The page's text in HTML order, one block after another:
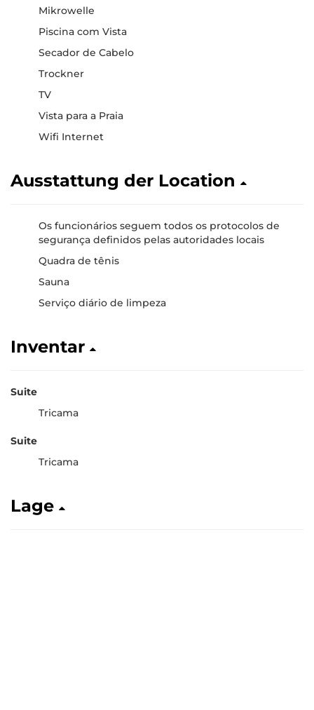
Mikrowelle
Piscina com Vista
Secador de Cabelo
Trockner
TV
Vista para a Praia
Wifi Internet
Ausstattung der Location
Os funcionários seguem todos os protocolos de
segurança definidos pelas autoridades locais
Quadra de tênis
Sauna
Serviço diário de limpeza
Inventar
Suite
Tricama
Suite
Tricama
Lage